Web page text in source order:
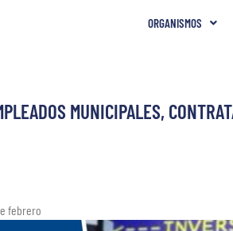
ORGANISMOS
MUNICIPALES,
febrero